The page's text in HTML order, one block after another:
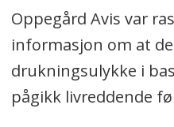
Oppegård Avis var
informasjon om at
drukningsulykke i
pågikk livreddende